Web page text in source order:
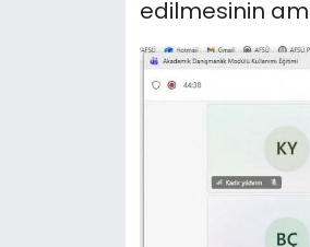
edilmesinin